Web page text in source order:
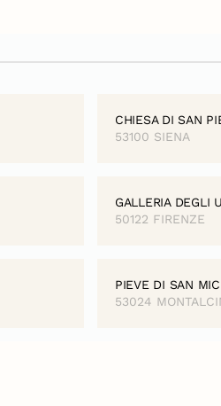
CHIESA DI SAN
53100 SIENA
GALLERIA DEGLI
50122 FIRENZE
PIEVE DI SAN
53024